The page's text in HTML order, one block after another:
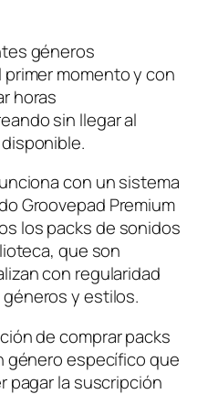
géneros
momento y con
horas
sin llegar al
con un sistema
Groovepad Premium
los packs de sonidos
que son
con regularidad
y estilos.
de comprar packs
género específico que
pagar la suscripción